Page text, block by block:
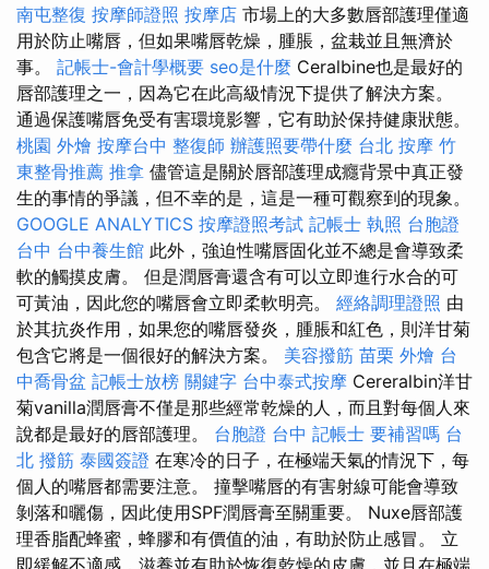
南屯整復 按摩師證照 按摩店 市場上的大多數唇部護理僅適
用於防止嘴唇，但如果嘴唇乾燥，腫脹，盆栽並且無濟於
事。 記帳士-會計學概要 seo是什麼 Ceralbine也是最好的
唇部護理之一，因為它在此高級情況下提供了解決方案。
通過保護嘴唇免受有害環境影響，它有助於保持健康狀態。
桃園 外燴 按摩台中 整復師 辦護照要帶什麼 台北 按摩 竹
東整骨推薦 推拿 儘管這是關於唇部護理成癮背景中真正發
生的事情的爭議，但不幸的是，這是一種可觀察到的現象。
GOOGLE ANALYTICS 按摩證照考試 記帳士 執照 台胞證
台中 台中養生館 此外，強迫性嘴唇固化並不總是會導致柔
軟的觸摸皮膚。 但是潤唇膏還含有可以立即進行水合的可
可黃油，因此您的嘴唇會立即柔軟明亮。 經絡調理證照 由
於其抗炎作用，如果您的嘴唇發炎，腫脹和紅色，則洋甘菊
包含它將是一個很好的解決方案。 美容撥筋 苗栗 外燴 台
中喬骨盆 記帳士放榜 關鍵字 台中泰式按摩 Cereralbin洋甘
菊vanilla潤唇膏不僅是那些經常乾燥的人，而且對每個人來
說都是最好的唇部護理。 台胞證 台中 記帳士 要補習嗎 台
北 撥筋 泰國簽證 在寒冷的日子，在極端天氣的情況下，每
個人的嘴唇都需要注意。 撞擊嘴唇的有害射線可能會導致
剝落和曬傷，因此使用SPF潤唇膏至關重要。 Nuxe唇部護
理香脂配蜂蜜，蜂膠和有價值的油，有助於防止感冒。 立
即緩解不適感，滋養並有助於恢復乾燥的皮膚，並且在極端